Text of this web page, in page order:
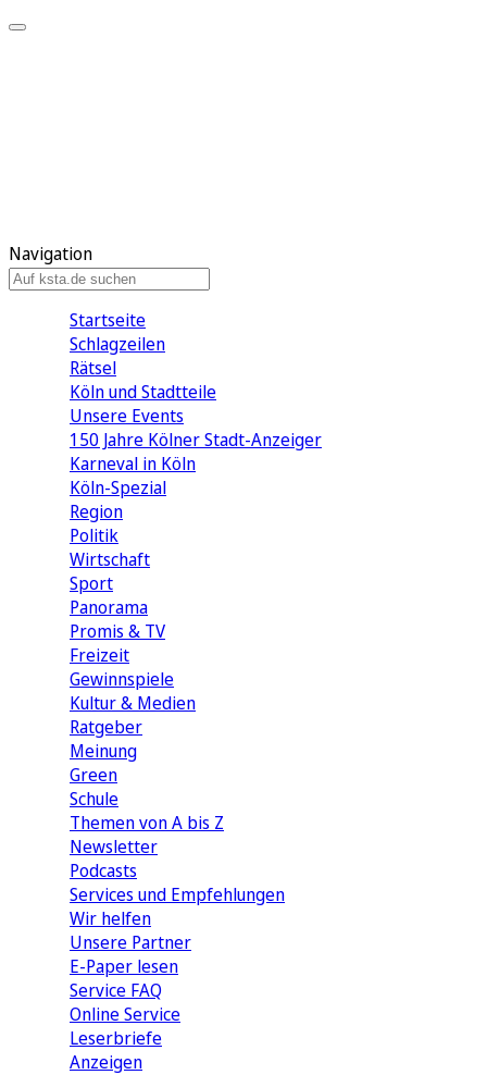
Navigation
Startseite
Schlagzeilen
Rätsel
Köln und Stadtteile
Unsere Events
150 Jahre Kölner Stadt-Anzeiger
Karneval in Köln
Köln-Spezial
Region
Politik
Wirtschaft
Sport
Panorama
Promis & TV
Freizeit
Gewinnspiele
Kultur & Medien
Ratgeber
Meinung
Green
Schule
Themen von A bis Z
Newsletter
Podcasts
Services und Empfehlungen
Wir helfen
Unsere Partner
E-Paper lesen
Service FAQ
Online Service
Leserbriefe
Anzeigen